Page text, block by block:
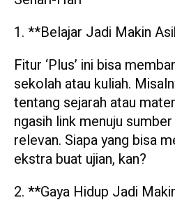
1. **Belajar Jadi Makin
Fitur ‘Plus’ ini bisa
sekolah atau kuliah.
tentang sejarah atau
ngasih link menuju
relevan. Siapa yang bisa
ekstra buat ujian, kan?
2. **Gaya Hidup Jadi